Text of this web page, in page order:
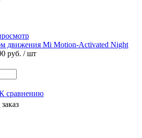
движения Mi Motion-Activated Night
руб. / шт
сравнению